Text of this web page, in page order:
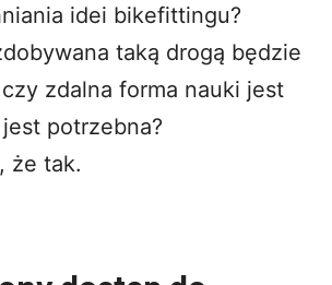
idei bikefittingu?
taką drogą będzie
zdalna forma nauki jest
potrzebna?
że tak.